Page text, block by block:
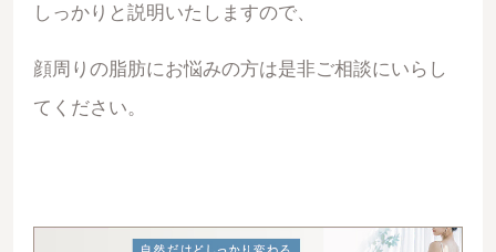
しっかりと説明いたしますので、
顔周りの脂肪にお悩みの方は是非ご相談にいらし
てください。